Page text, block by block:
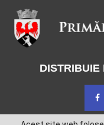
DISTRIBUIE